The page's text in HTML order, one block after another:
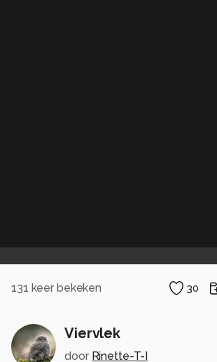
131 keer bekeken 30
Viervlek
door Rinette-T-I